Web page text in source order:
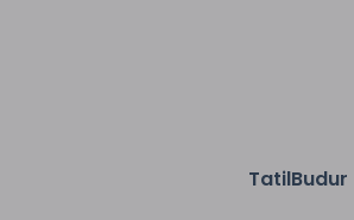
TatilBudur